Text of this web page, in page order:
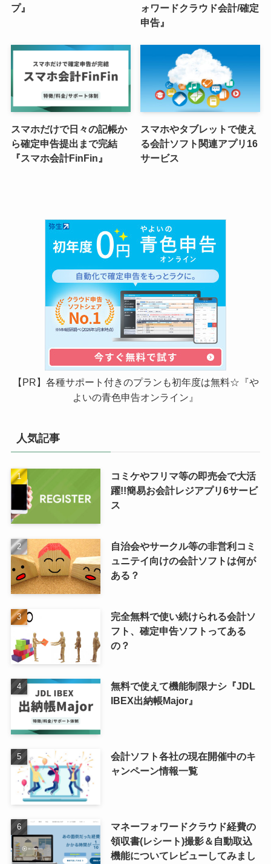
プ』
ォワードクラウド会計/確定
申告』
スマホだけで日々の記帳か
ら確定申告提出まで完結
『スマホ会計FinFin』
スマホやタブレットで使え
る会計ソフト関連アプリ16
サービス
【PR】各種サポート付きのプランも初年度は無料☆『や
よいの青色申告オンライン』
人気記事
コミケやフリマ等の即売会で大活
躍!!簡易お会計レジアプリ6サービ
ス
自治会やサークル等の非営利コミ
ュニテイ向けの会計ソフトは何が
ある？
完全無料で使い続けられる会計ソ
フト、確定申告ソフトってある
の？
無料で使えて機能制限ナシ『JDL
IBEX出納帳Major』
会計ソフト各社の現在開催中のキ
ャンペーン情報一覧
マネーフォワードクラウド経費の
領収書(レシート)撮影＆自動取込
機能についてレビューしてみまし